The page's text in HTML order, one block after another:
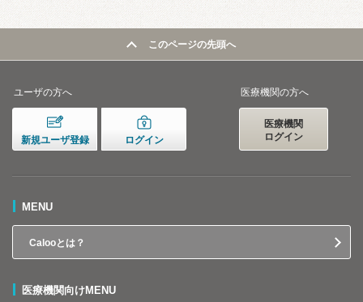
このページの先頭へ
ユーザの方へ
新規ユーザ登録 ログイン
医療機関の方へ
医療機関
ログイン
MENU
Calooとは？
医療機関向けMENU